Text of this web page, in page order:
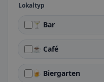
Lokaltyp
🍸 Bar
☕ Café
🍺 Biergarten